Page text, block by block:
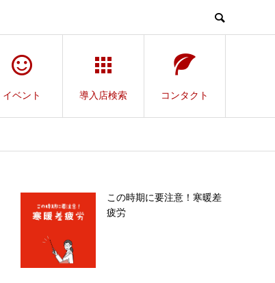
イベント 導入店検索 コンタクト
この時期に要注意！寒暖差
疲労